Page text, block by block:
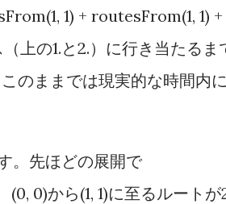
1) + routesFrom(1, 1) +
上の1.と2.）に行き当たるま
のままでは現実的な時間内
。先ほどの展開で
0)から(1, 1)に至るルートが